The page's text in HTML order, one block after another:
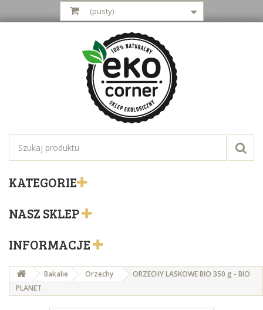
(pusty)
KATEGORIE
NASZ SKLEP
INFORMACJE
Bakalie Orzechy
ORZECHY LASKOWE BIO 350 g - BIO
PLANET